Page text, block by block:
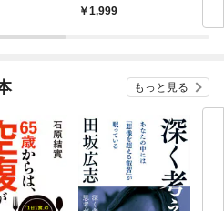
とちょっぴ
1,999
もっと見る